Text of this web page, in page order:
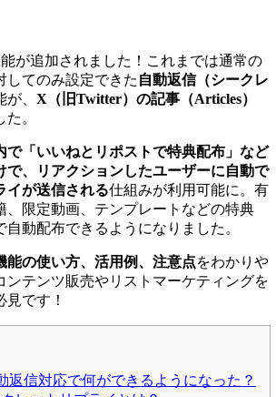
が追加されました！これまでは通常の
してのみ設定できた 自動返信（シークレ
が、 X（旧Twitter）の記事（Articles）
た。
で「いいねとリポストで特典配布」など
で、リアクションしたユーザーに自動で
イが送信される仕組みが利用可能に。有
、限定動画、テンプレートなどの特典
自動配布できるようになりました。
能の使い方、活用例、注意点をわかりや
ンテンツ販売やリストマーケティングを
です！
返信対応で何ができるようになった？